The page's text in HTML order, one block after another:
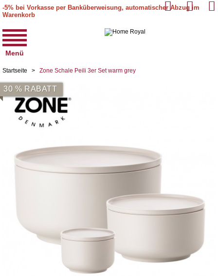
-5% bei Vorkasse per Banküberweisung, automatischer Abzug im
Warenkorb
Menü
Startseite > Zone Schale Peili 3er Set warm grey
30 % RABATT